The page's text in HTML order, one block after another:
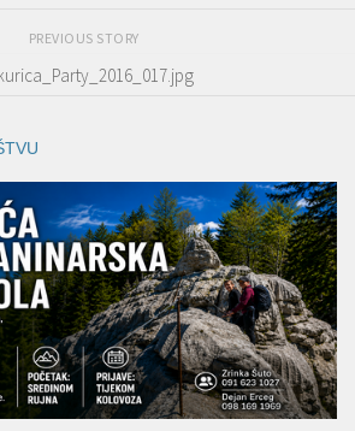
PREVIOUS STORY